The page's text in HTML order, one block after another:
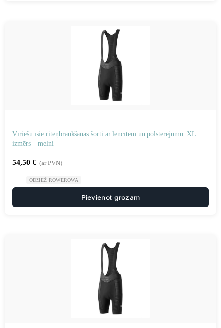
Vīriešu īsie riteņbraukšanas šorti ar lencītēm un polsterējumu, XL
izmērs – melni
54,50 € (ar PVN)
ODZIEŻ ROWEROWA
Pievienot grozam